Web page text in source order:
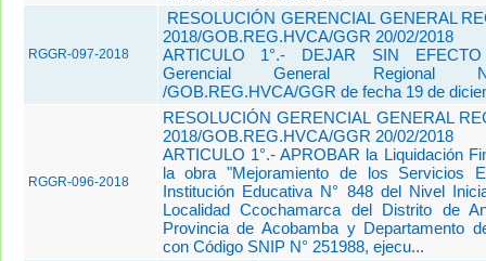
RGGR-097-2018
RESOLUCIÓN GERENCIAL GENERAL
2018/GOB.REG.HVCA/GGR 20/02/2018
ARTICULO 1°.- DEJAR SIN
Gerencial General Regional
/GOB.REG.HVCA/GGR de fecha 19 de
RGGR-096-2018
RESOLUCIÓN GERENCIAL GENERAL
2018/GOB.REG.HVCA/GGR 20/02/2018
ARTICULO 1°.- APROBAR la Liquidación
la obra "Mejoramiento de los Servicios
Institución Educativa N° 848 del Nivel
Localidad Ccochamarca del Distrito de
Provincia de Acobamba y Departamento
con Código SNIP N° 251988, ejecu...